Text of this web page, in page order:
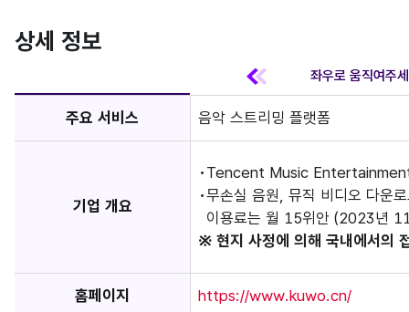
상세 정보
주요 서비스 음악 스트리밍 플랫폼
기업 개요
Tencent Music Entertainment
무손실 음원, 뮤직 비디오 다운
이용료는 월 15위안 (2023년
※ 현지 사정에 의해 국내에서의
홈페이지 https://www.kuwo.cn/